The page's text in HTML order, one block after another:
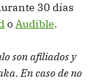
30 días
oAudible.
son afiliados y
En caso de no